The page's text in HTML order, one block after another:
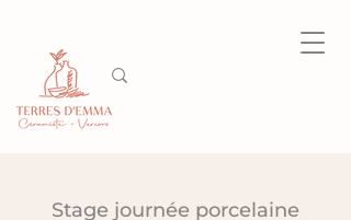
Stage journée porcelaine